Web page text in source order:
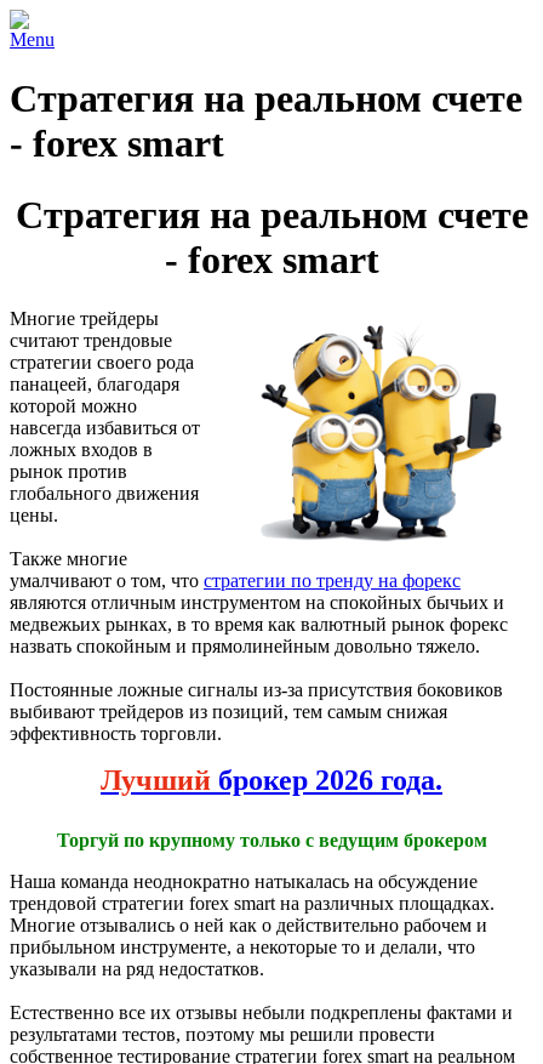
Menu
Стратегия на реальном счете
- forex smart
Стратегия на реальном счете
- forex smart
Многие трейдеры
считают трендовые
стратегии своего рода
панацеей, благодаря
которой можно
навсегда избавиться от
ложных входов в
рынок против
глобального движения
цены.
Также многие
умалчивают о том, что стратегии по тренду на форекс
являются отличным инструментом на спокойных бычьих и
медвежьих рынках, в то время как валютный рынок форекс
назвать спокойным и прямолинейным довольно тяжело.
Постоянные ложные сигналы из-за присутствия боковиков
выбивают трейдеров из позиций, тем самым снижая
эффективность торговли.
Лучший брокер 2026 года.
Торгуй по крупному только с ведущим брокером
Наша команда неоднократно натыкалась на обсуждение
трендовой стратегии forex smart на различных площадках.
Многие отзывались о ней как о действительно рабочем и
прибыльном инструменте, а некоторые то и делали, что
указывали на ряд недостатков.
Естественно все их отзывы небыли подкреплены фактами и
результатами тестов, поэтому мы решили провести
собственное тестирование стратегии forex smart на реальном